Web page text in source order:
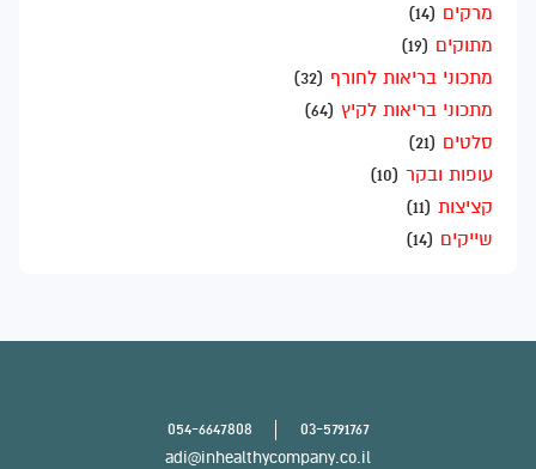
מרקים (14)
מתוקים (19)
מתכוני בריאות לחורף (32)
מתכוני בריאות לקיץ (64)
סלטים (21)
עופות ובקר (10)
קציצות (11)
שייקים (14)
03-5791767
054-6647808
adi@inhealthycompany.co.il